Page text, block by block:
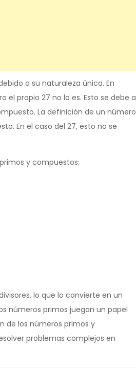
a su naturaleza única. En
el propio 27 no lo es. Esto se debe a
La definición de un número
En el caso del 27, esto no se
y compuestos:
lo que lo convierte en un
números primos juegan un papel
de los números primos y
problemas complejos en